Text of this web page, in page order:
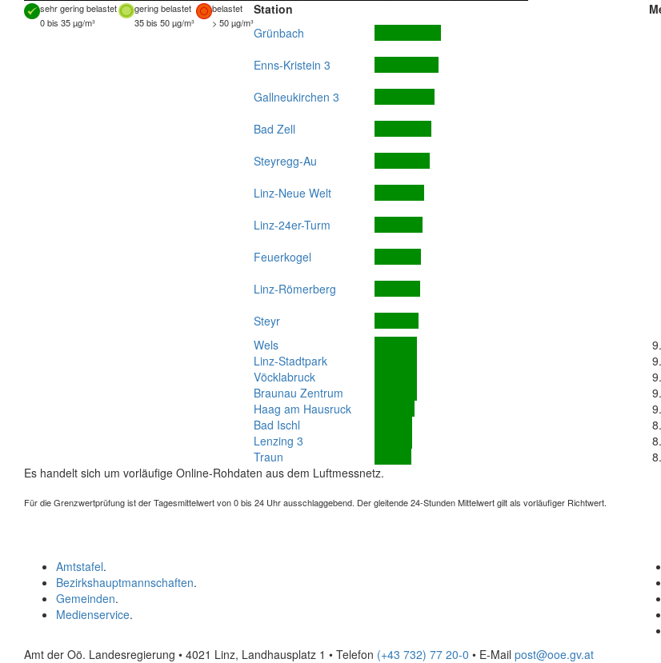
sehr gering belastet gering belastet
belastet
0 bis 35 µg/m³
35 bis 50 µg/m³ > 50 µg/m³
Station
Grünbach
Enns-Kristein 3
Gallneukirchen 3
Bad Zell
Steyregg-Au
Linz-Neue Welt
Linz-24er-Turm
Feuerkogel
Linz-Römerberg
Steyr
Wels
Linz-Stadtpark
Vöcklabruck
Braunau Zentrum
Haag am Hausruck
Bad Ischl
Lenzing 3
Traun
Es handelt sich um vorläufige Online-Rohdaten aus dem Luftmessnetz.
Für die Grenzwertprüfung ist der Tagesmittelwert von 0 bis 24 Uhr ausschlaggebend. Der gleitende 24-Stunden Mittelwert gilt als vorläufiger Richtwert.
Amtstafel.
Bezirkshauptmannschaften.
Gemeinden.
Medienservice.
Amt der Oö. Landesregierung • 4021 Linz, Landhausplatz 1 • Telefon (+43 732) 77 20-0 • E-Mail post@ooe.gv.at